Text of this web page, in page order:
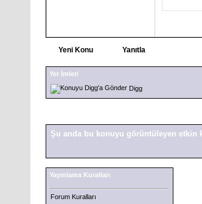
Yeni Konu Yanıtla
Yer İmleri
Digg
Şu anda bu konuyu görüntüleyen etkin
Yayınlama Kuralları
Forum Kuralları